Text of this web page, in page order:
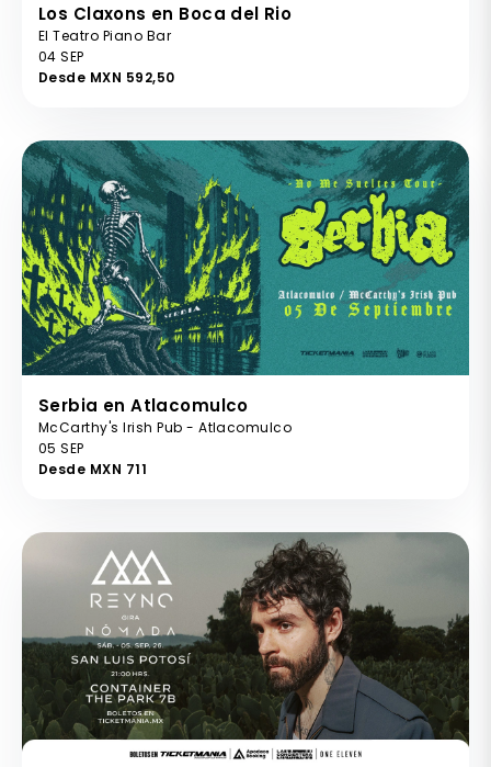
Los Claxons en Boca del Rio
El Teatro Piano Bar
04 SEP
Desde MXN 592,50
Serbia en Atlacomulco
McCarthy's Irish Pub - Atlacomulco
05 SEP
Desde MXN 711